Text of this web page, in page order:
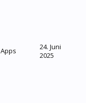
Apps
24. Juni
2025